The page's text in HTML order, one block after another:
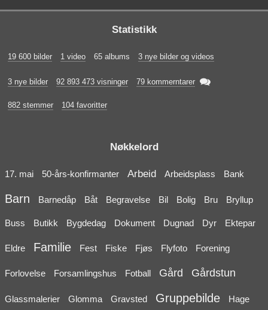
Statistikk
19 600 bilder 1 video 65 albums 3 nye bilder og videos
3 nye bilder 92 893 473 visninger 79 kommerntarer 
882 stemmer 104 favoritter
Nøkkelord
17. mai 50-års-konfirmanter Arbeid Arbeidsplass Bank
Barn Barnedåp Båt Begravelse Bil Bolig Bru Bryllup
Buss Butikk Bygdedag Dokument Dugnad Dyr Ektepar
Eldre Familie Fest Fiske Fjøs Flyfoto Forening
Forlovelse Forsamlingshus Fotball Gård Gårdstun
Glassmalerier Glomma Gravsted Gruppebilde Hage